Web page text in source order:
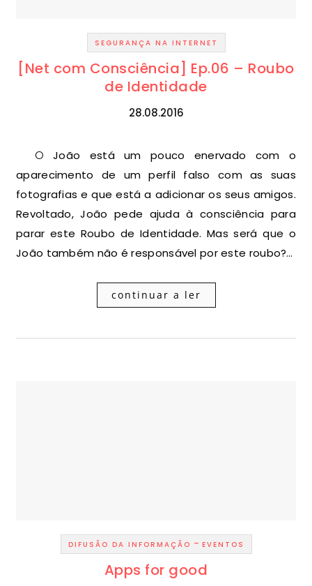
SEGURANÇA NA INTERNET
[Net com Consciência] Ep.06 – Roubo
de Identidade
28.08.2016
O João está um pouco enervado com o
aparecimento de um perfil falso com as suas
fotografias e que está a adicionar os seus amigos.
Revoltado, João pede ajuda à consciência para
parar este Roubo de Identidade. Mas será que o
João também não é responsável por este roubo?…
continuar a ler
DIFUSÃO DA INFORMAÇÃO - EVENTOS
Apps for good